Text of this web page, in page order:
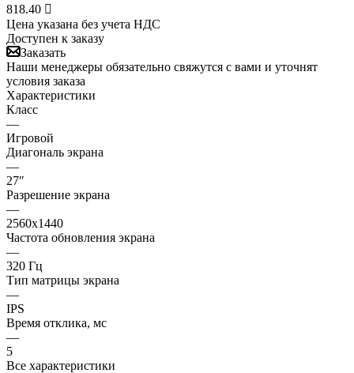
818.40 
Цена указана без учета НДС
Доступен к заказу
Заказать
Наши менеджеры обязательно свяжутся с вами и уточнят
условия заказа
Характеристики
Класс
—
Игровой
Диагональ экрана
—
27″
Разрешение экрана
—
2560x1440
Частота обновления экрана
—
320 Гц
Тип матрицы экрана
—
IPS
Время отклика, мс
—
5
Все характеристики